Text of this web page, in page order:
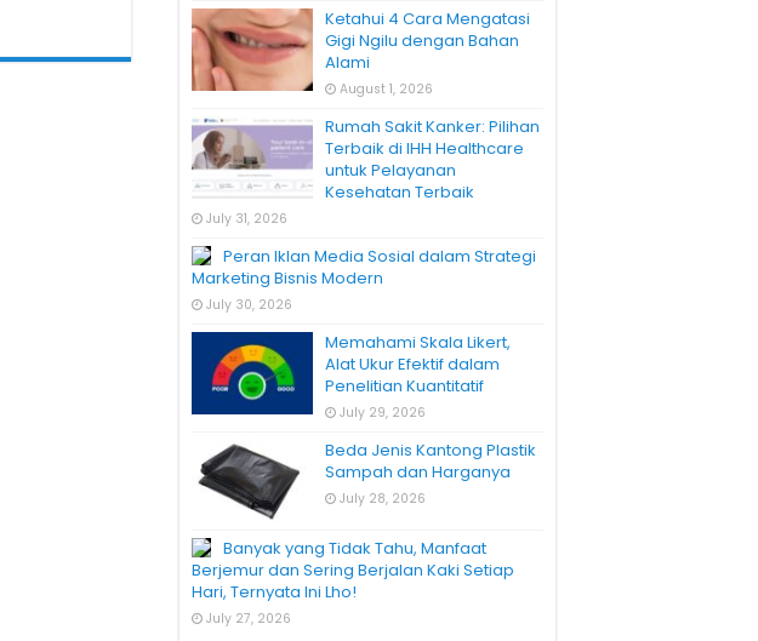
Ketahui 4 Cara Mengatasi
Gigi Ngilu dengan Bahan
Alami
August 1, 2026
Rumah Sakit Kanker: Pilihan
Terbaik di IHH Healthcare
untuk Pelayanan
Kesehatan Terbaik
July 31, 2026
Peran Iklan Media Sosial dalam Strategi
Marketing Bisnis Modern
July 30, 2026
Memahami Skala Likert,
Alat Ukur Efektif dalam
Penelitian Kuantitatif
July 29, 2026
Beda Jenis Kantong Plastik
Sampah dan Harganya
July 28, 2026
Banyak yang Tidak Tahu, Manfaat
Berjemur dan Sering Berjalan Kaki Setiap
Hari, Ternyata Ini Lho!
July 27, 2026